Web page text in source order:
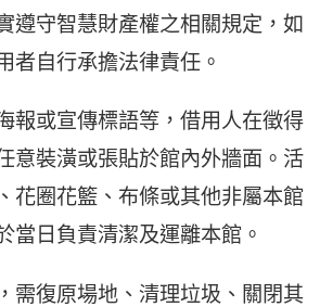
遵守智慧財產權之相關規定，如
者自行承擔法律責任。
報或宣傳標語等，借用人在徵得
意裝潢或張貼於館內外牆面。活
花圈花籃、布條或其他非屬本館
當日負責清潔及運離本館。
需復原場地、清理垃圾、關閉其